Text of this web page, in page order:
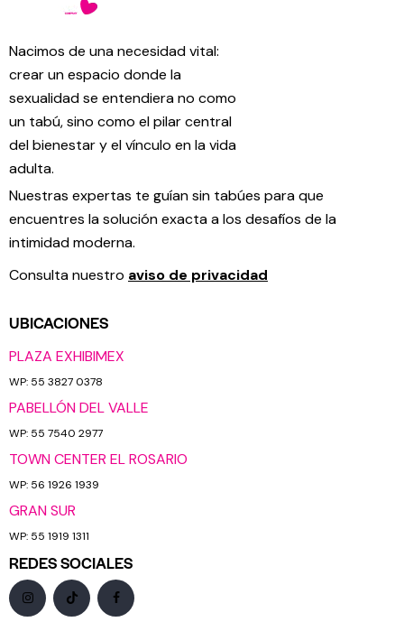
Nacimos de una necesidad vital:
crear un espacio donde la
sexualidad se entendiera no como
un tabú, sino como el pilar central
del bienestar y el vínculo en la vida
adulta.
Nuestras expertas te guían sin tabúes para que
encuentres la solución exacta a los desafíos de la
intimidad moderna.
Consulta nuestro aviso de privacidad
UBICACIONES
PLAZA EXHIBIMEX
WP: 55 3827 0378
PABELLÓN DEL VALLE
WP: 55 7540 2977
TOWN CENTER EL ROSARIO
WP: 56 1926 1939
GRAN SUR
WP: 55 1919 1311
REDES SOCIALES